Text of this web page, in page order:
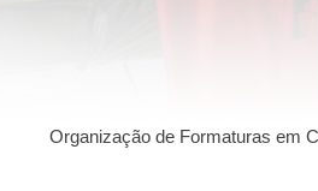
Organização de Formaturas em